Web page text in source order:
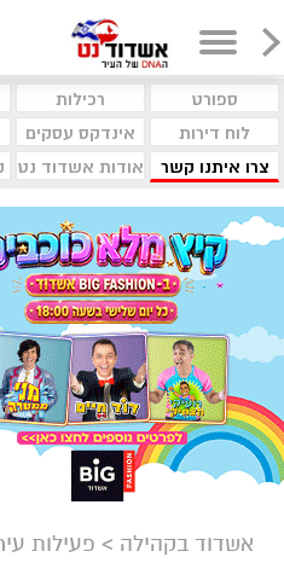
ספורט רכילות
לוח דירות
אינדקס עסקים
צרו איתנו קשר
אודות אשדוד נט
אשדוד בקהילה > פעילות